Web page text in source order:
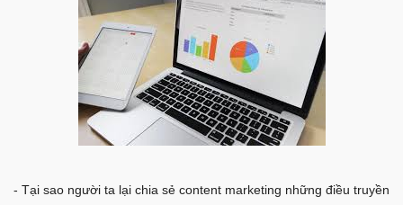
- Tại sao người ta lại chia sẻ content marketing những điều truyền